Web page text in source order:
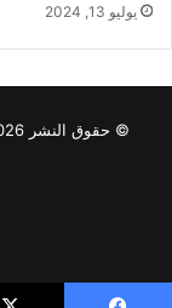
يوليو 13, 2024
© حقوق النشر 2026، جميع الحقوق محفوظة |